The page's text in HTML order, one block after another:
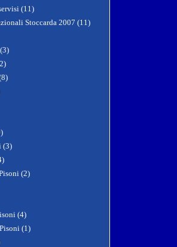
(11)
Stoccarda 2007 (11)
(3)
(2)
(4)
(1)